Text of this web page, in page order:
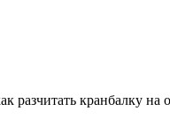
кранбалку на